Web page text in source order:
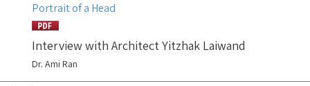
Portrait of a Head
Interview with Architect Yitzhak Laiwand
Dr. Ami Ran